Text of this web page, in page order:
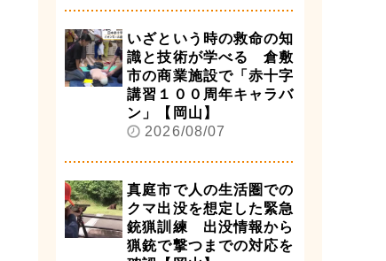
いざという時の救命の知
識と技術が学べる 倉敷
市の商業施設で「赤十字
講習１００周年キャラバ
ン」【岡山】
2026/08/07
真庭市で人の生活圏での
クマ出没を想定した緊急
銃猟訓練 出没情報から
猟銃で撃つまでの対応を